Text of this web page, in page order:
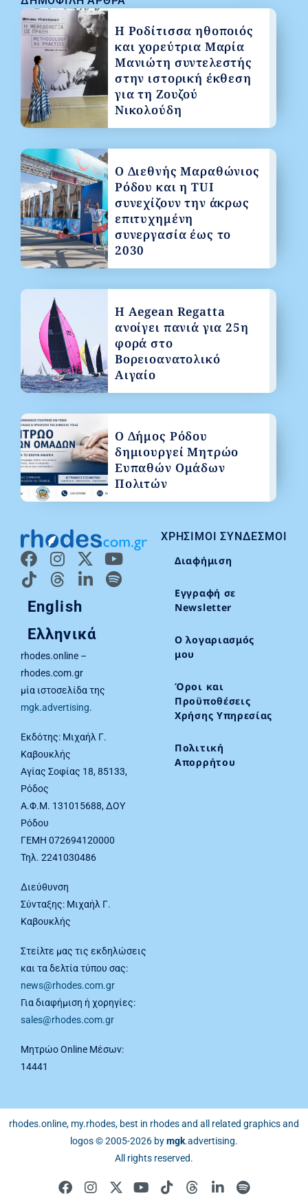
English
Ελληνικά
rhodes.online –
rhodes.com.gr
μία ιστοσελίδα της
mgk.advertising.
Εκδότης: Μιχαήλ Γ.
Καβουκλής
Αγίας Σοφίας 18, 85133,
Ρόδος
Α.Φ.Μ. 131015688, ΔΟΥ
Ρόδου
ΓΕΜΗ 072694120000
Τηλ. 2241030486
Διεύθυνση
Σύνταξης: Μιχαήλ Γ.
Καβουκλής
Στείλτε μας τις εκδηλώσεις
και τα δελτία τύπου σας:
news@rhodes.com.gr
Για διαφήμιση ή χορηγίες:
sales@rhodes.com.gr
Μητρώο Online Μέσων:
14441
ΧΡΉΣΙΜΟΙ ΣΎΝΔΕΣΜΟΙ
Διαφήμιση
Εγγραφή σε
Newsletter
Ο λογαριασμός
μου
Όροι και
Προϋποθέσεις
Χρήσης Υπηρεσίας
Πολιτική
Απορρήτου
Η Ροδίτισσα ηθοποιός
και χορεύτρια Μαρία
Μανιώτη συντελεστής
στην ιστορική έκθεση
για τη Ζουζού
Νικολούδη
Ο Διεθνής Μαραθώνιος
Ρόδου και η TUI
συνεχίζουν την άκρως
επιτυχημένη
συνεργασία έως το
2030
Η Aegean Regatta
ανοίγει πανιά για 25η
φορά στο
Βορειοανατολικό
Αιγαίο
Ο Δήμος Ρόδου
δημιουργεί Μητρώο
Ευπαθών Ομάδων
Πολιτών
rhodes.online, my.rhodes, best in rhodes and all related graphics and
logos © 2005-2026 bymgk.advertising.
All rights reserved.